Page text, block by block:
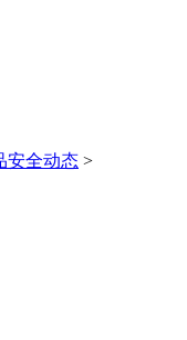
安全动态 >